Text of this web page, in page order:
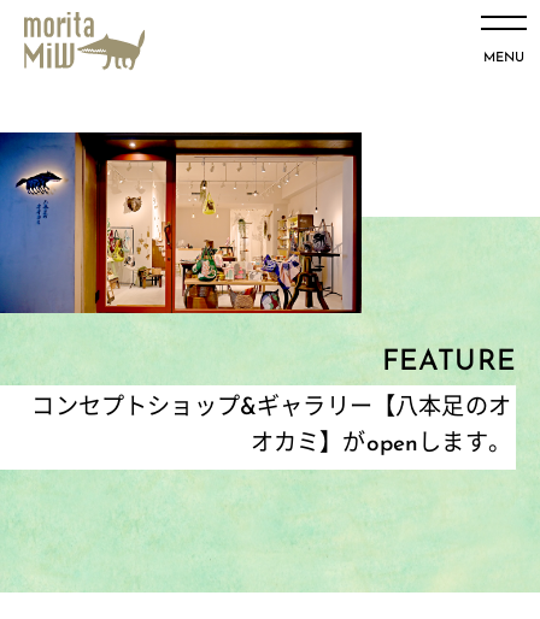
MENU
FEATURE
コンセプトショップ&ギャラリー【八本足のオ
オカミ】がopenします。